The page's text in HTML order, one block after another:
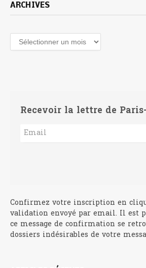
ARCHIVES
Archives
Recevoir la lettre de
Confirmez votre inscription en
validation envoyé par email. Il est
ce message de confirmation se
dossiers indésirables de votre